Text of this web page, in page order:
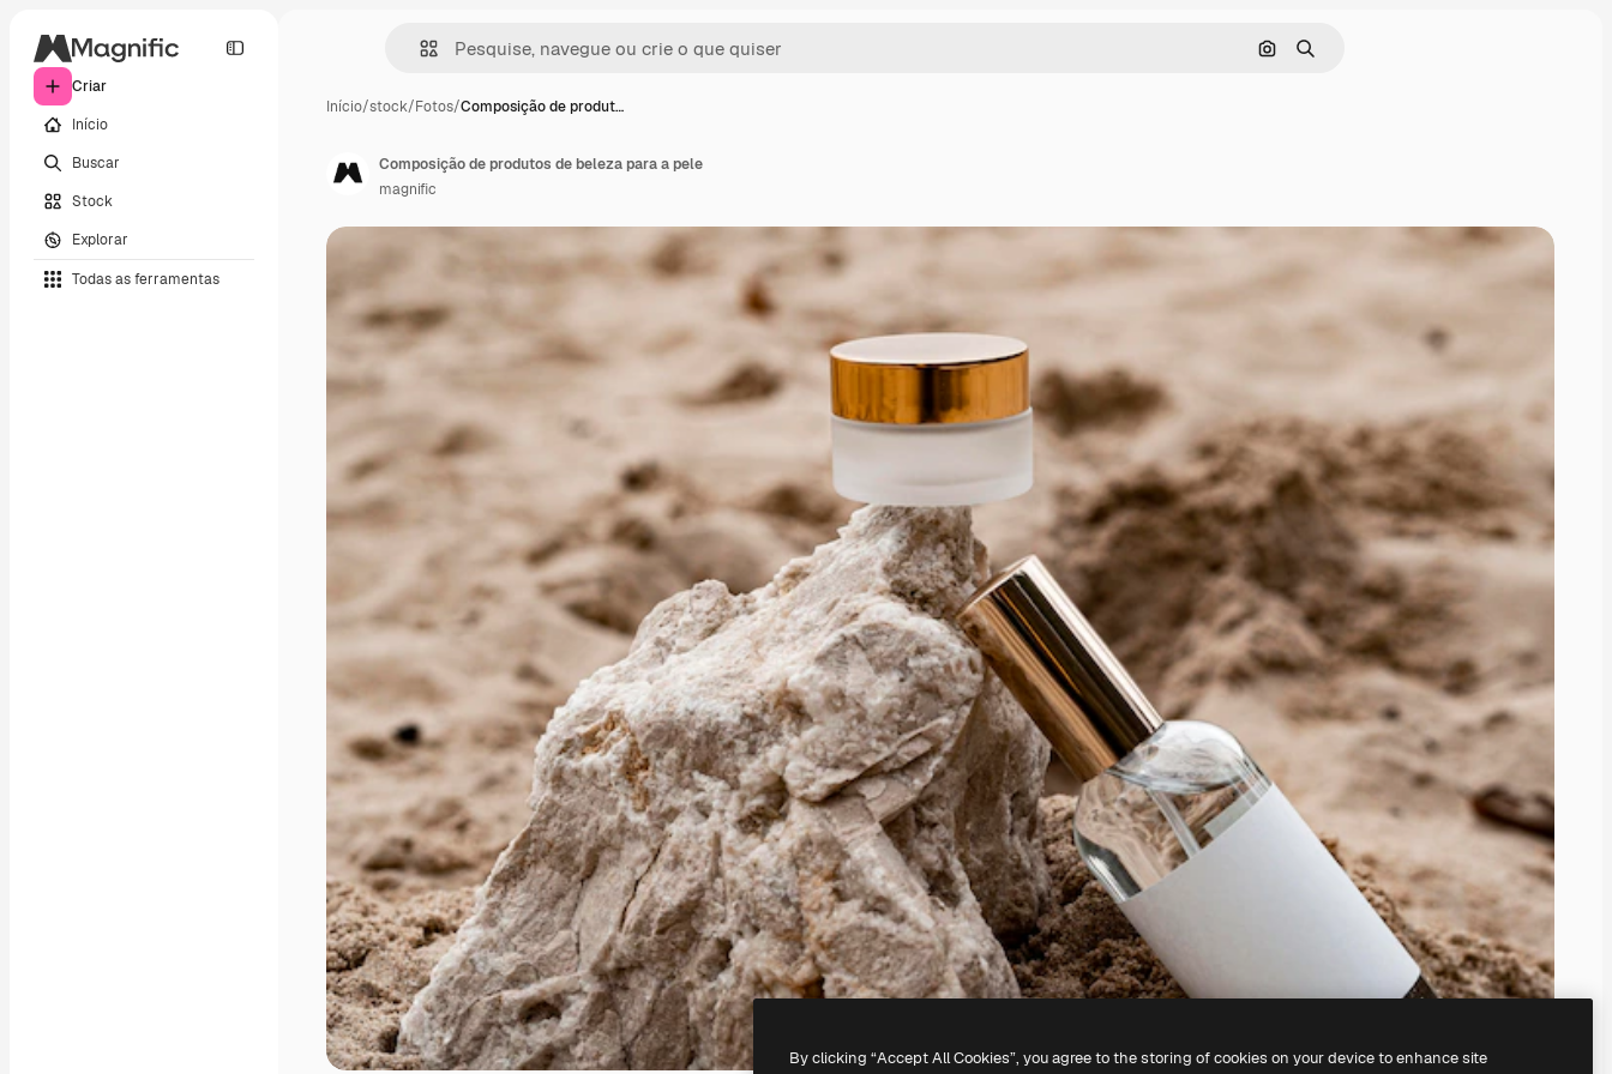
Criar
Início
Buscar
Stock
Explorar
Todas as ferramentas
Pesquisar por imagem
Buscar
Início/stock/Fotos/Composição de produt…
Composição de produtos de beleza para a pele
magnific
By clicking “Accept All Cookies”, you agree to the storing of cookies on your device to enhance site